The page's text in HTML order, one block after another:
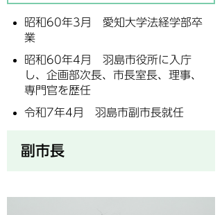
昭和60年3月 愛知大学法経学部卒
業
昭和60年4月 羽島市役所に入庁
し、企画部次長、市長室長、理事、
専門官を歴任
令和7年4月 羽島市副市長就任
副市長